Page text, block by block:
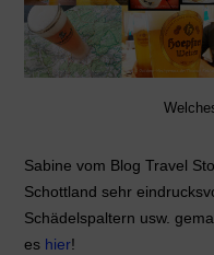
Sabine vom Blog Travel
Schottland sehr
Schädelspaltern usw.
es hier!